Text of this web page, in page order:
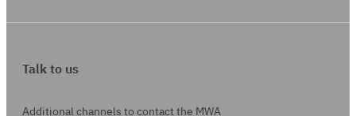
Talk to us
Additional channels to contact the MWA